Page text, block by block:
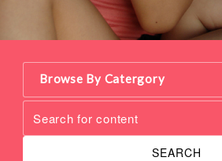
Browse By Catergory
SEARCH